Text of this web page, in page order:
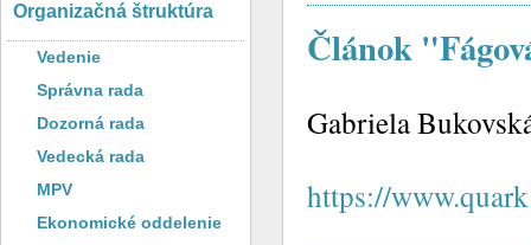
Organizačná štruktúra
Vedenie
Správna rada
Dozorná rada
Vedecká rada
MPV
Ekonomické oddelenie
Článok
Gabriela
https://